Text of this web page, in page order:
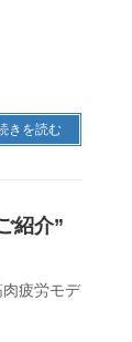
きを読む
紹介”
疲労モデ